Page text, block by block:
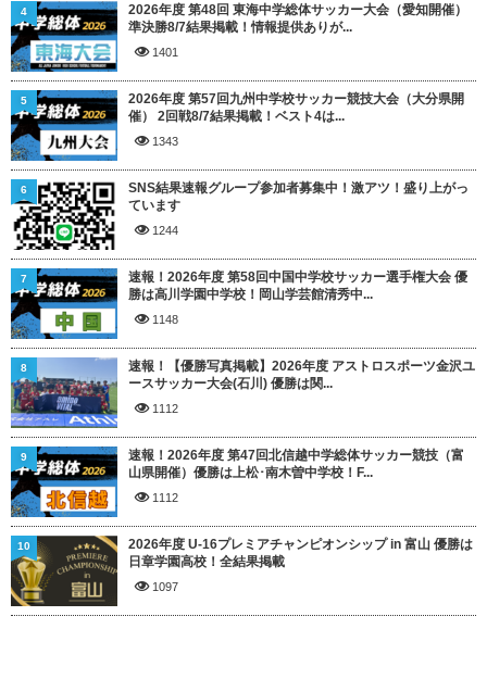
2026年度 第48回 東海中学総体サッカー大会（愛知開催）
準決勝8/7結果掲載！情報提供ありが...
1401
4
2026年度 第57回九州中学校サッカー競技大会（大分県開
催） 2回戦8/7結果掲載！ベスト4は...
1343
5
SNS結果速報グループ参加者募集中！激アツ！盛り上がっ
ています
1244
6
速報！2026年度 第58回中国中学校サッカー選手権大会 優
勝は高川学園中学校！岡山学芸館清秀中...
1148
7
速報！【優勝写真掲載】2026年度 アストロスポーツ金沢ユ
ースサッカー大会(石川) 優勝は関...
1112
8
速報！2026年度 第47回北信越中学総体サッカー競技（富
山県開催）優勝は上松･南木曽中学校！F...
1112
9
2026年度 U-16プレミアチャンピオンシップ in 富山 優勝は
日章学園高校！全結果掲載
1097
10